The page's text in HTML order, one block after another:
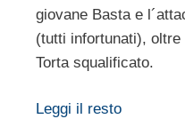
giovane Basta e
(tutti infortunati), oltre
Torta squalificato.
Leggi il resto